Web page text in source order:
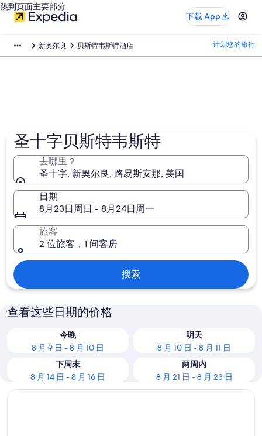
跳到页面主要部分
下载 App
新奥尔良 贝斯特韦斯特酒店 计划您的旅行
圣十字贝斯特韦斯特
去哪里？
圣十字, 新奥尔良, 路易斯安那, 美国
日期
8月23日周日 - 8月24日周一
旅客
2 位旅客，1 间客房
搜索
查看这些日期的价格
今晚
8 月 9 日 - 8 月 10 日
明天
8 月 10 日 - 8 月 11 日
下周末
8 月 14 日 - 8 月 16 日
两周内
8 月 21 日 - 8 月 23 日